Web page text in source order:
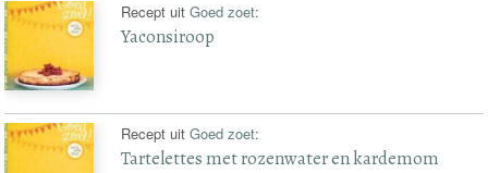
Recept uitGoed zoet:
Yaconsiroop
Recept uitGoed zoet:
Tartelettes met rozenwater en kardemom